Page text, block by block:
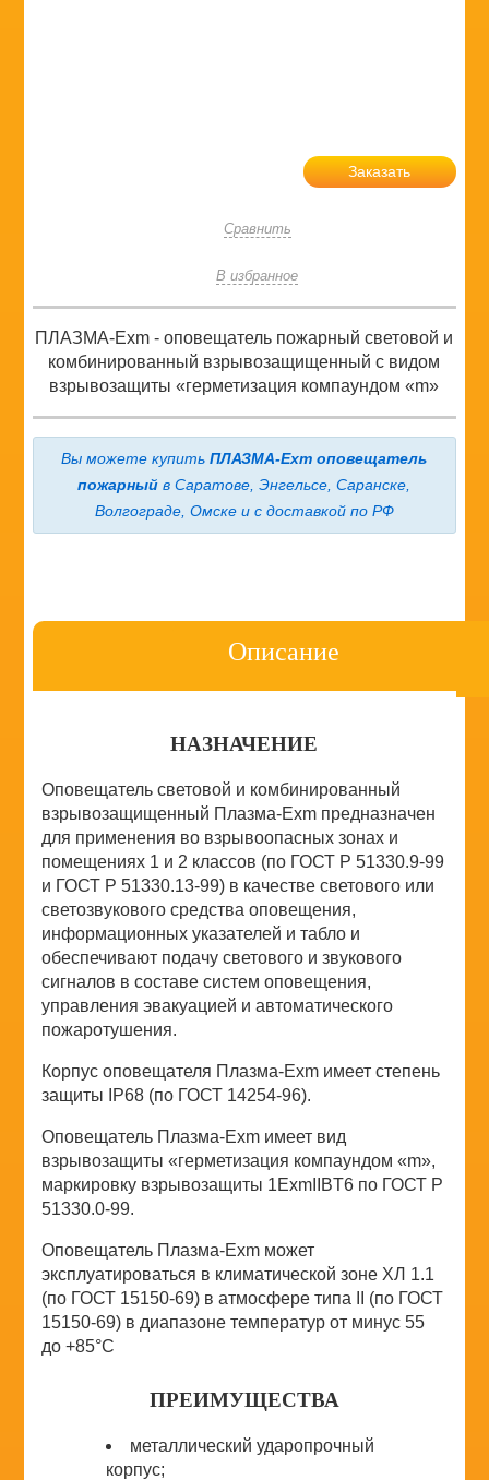
Заказать
Сравнить
В избранное
ПЛАЗМА-Ехm - оповещатель пожарный световой и
комбинированный взрывозащищенный с видом
взрывозащиты «герметизация компаундом «m»
Вы можете купитьПЛАЗМА-Ехm оповещатель
пожарный в Саратове, Энгельсе, Саранске,
Волгограде, Омске и с доставкой по РФ
Описание
НАЗНАЧЕНИЕ
Оповещатель световой и комбинированный
взрывозащищенный Плазма-Ехm предназначен
для применения во взрывоопасных зонах и
помещениях 1 и 2 классов (по ГОСТ Р 51330.9-99
и ГОСТ Р 51330.13-99) в качестве светового или
светозвукового средства оповещения,
информационных указателей и табло и
обеспечивают подачу светового и звукового
сигналов в составе систем оповещения,
управления эвакуацией и автоматического
пожаротушения.
Корпус оповещателя Плазма-Ехm имеет степень
защиты IP68 (по ГОСТ 14254-96).
Оповещатель Плазма-Ехm имеет вид
взрывозащиты «герметизация компаундом «m»,
маркировку взрывозащиты 1ExmIIВT6 по ГОСТ Р
51330.0-99.
Оповещатель Плазма-Ехm может
эксплуатироваться в климатической зоне ХЛ 1.1
(по ГОСТ 15150-69) в атмосфере типа II (по ГОСТ
15150-69) в диапазоне температур от минус 55
до +85°С
ПРЕИМУЩЕСТВА
металлический ударопрочный
корпус;